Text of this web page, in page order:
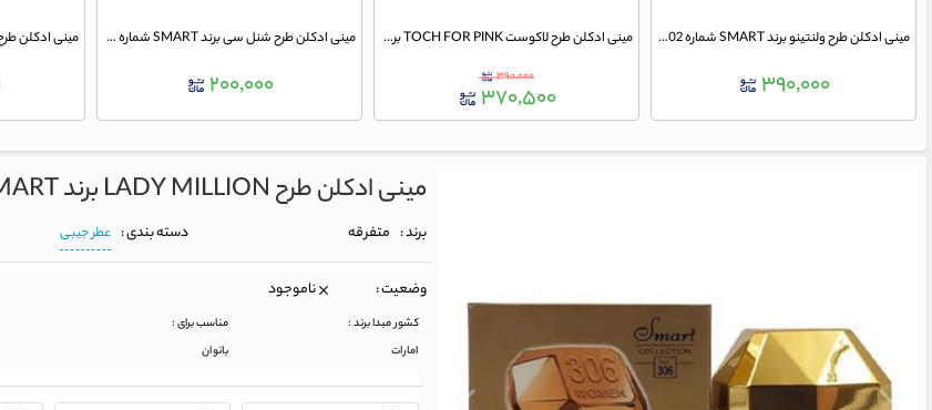
مینی ادکلن طرح ولنتینو برند SMART شماره 502 حجم 25 میلی لیتر
۳۹۰,۰۰۰
مینی ادکلن طرح لاکوست TOCH FOR PINK برند SMART شماره 158 حجم 25 میلی لیتر
۳۹۰,۰۰۰
۳۷۰,۵۰۰
مینی ادکلن طرح شنل سی برند SMART شماره 99 حجم 25 میلی لیتر
۲۰۰,۰۰۰
مینی ادکلن طرح LADY MILLION برند SMART شماره 306 حجم 25 میلی لیتر
برند : متفرقه دسته بندی : عطر جیبی
وضعیت : ناموجود
کشور مبدا برند :
امارات
مناسب برای :
بانوان